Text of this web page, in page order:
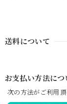
送料について
お支払い方法につ
次の方法がご利用頂